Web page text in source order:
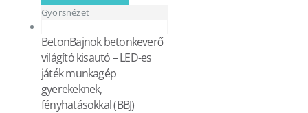
Gyorsnézet
BetonBajnok betonkeverő
világító kisautó – LED-es
játék munkagép
gyerekeknek,
fényhatásokkal (BBJ)